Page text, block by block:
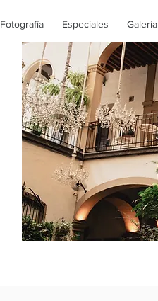
Fotografía Especiales Galería